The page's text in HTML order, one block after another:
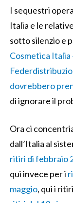
I sequestri
Italia e le
sotto silenzio e
Cosmetica
dovrebbero
di ignorare il
Ora ci
dall’Italia al
ritiri di febbraio
qui invece per i
maggio, qui i ritiri